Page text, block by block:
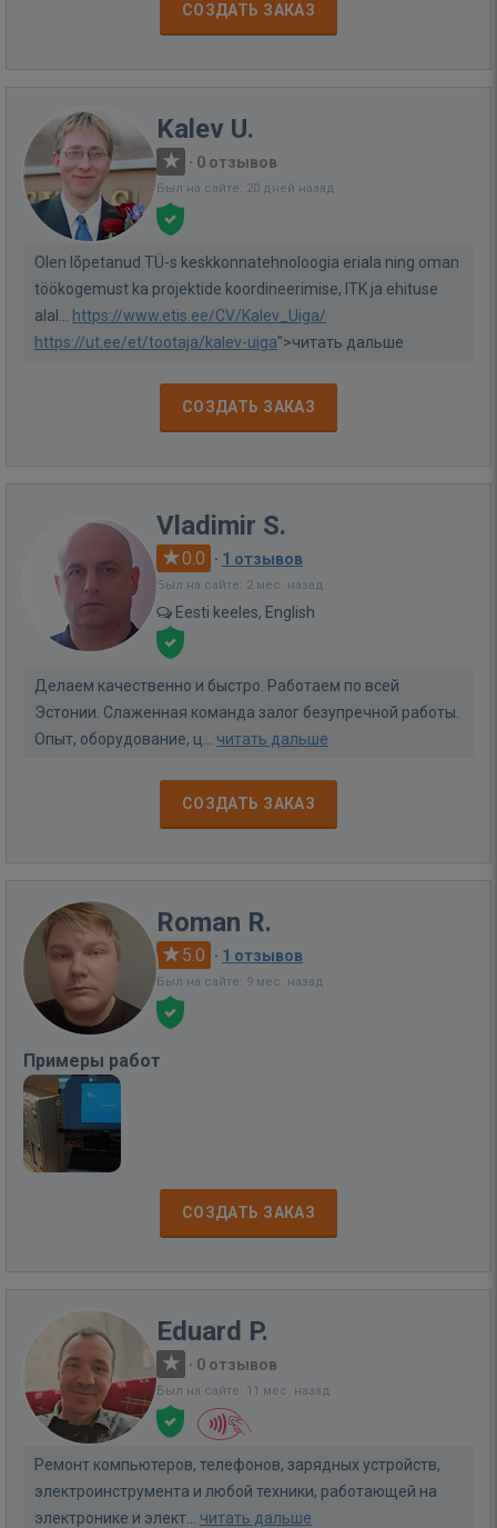
СОЗДАТЬ ЗАКАЗ
Kalev U.
· 0 отзывов
Был на сайте: 20 дней назад
Olen lõpetanud TÜ-s keskkonnatehnoloogia eriala ning oman
töökogemust ka projektide koordineerimise, ITK ja ehituse
alal...
https://www.etis.ee/CV/Kalev_Uiga/
https://ut.ee/et/tootaja/kalev-uiga">читать дальше
СОЗДАТЬ ЗАКАЗ
Vladimir S.
0.0 · 1 отзывов
Был на сайте: 2 мес. назад
Eesti keeles, English
Делаем качественно и быстро. Работаем по всей
Эстонии. Слаженная команда залог безупречной работы.
Опыт, оборудование, ц... читать дальше
СОЗДАТЬ ЗАКАЗ
Roman R.
5.0 · 1 отзывов
Был на сайте: 9 мес. назад
Примеры работ
СОЗДАТЬ ЗАКАЗ
Eduard P.
· 0 отзывов
Был на сайте: 11 мес. назад
Ремонт компьютеров, телефонов, зарядных устройств,
электроинструмента и любой техники, работающей на
электронике и элект... читать дальше